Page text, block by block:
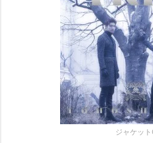
ジャケッ